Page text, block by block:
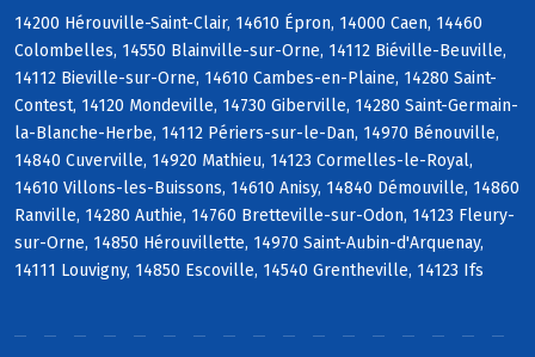
14200 Hérouville-Saint-Clair, 14610 Épron, 14000 Caen, 14460
Colombelles, 14550 Blainville-sur-Orne, 14112 Biéville-Beuville,
14112 Bieville-sur-Orne, 14610 Cambes-en-Plaine, 14280 Saint-
Contest, 14120 Mondeville, 14730 Giberville, 14280 Saint-Germain-
la-Blanche-Herbe, 14112 Périers-sur-le-Dan, 14970 Bénouville,
14840 Cuverville, 14920 Mathieu, 14123 Cormelles-le-Royal,
14610 Villons-les-Buissons, 14610 Anisy, 14840 Démouville, 14860
Ranville, 14280 Authie, 14760 Bretteville-sur-Odon, 14123 Fleury-
sur-Orne, 14850 Hérouvillette, 14970 Saint-Aubin-d'Arquenay,
14111 Louvigny, 14850 Escoville, 14540 Grentheville, 14123 Ifs